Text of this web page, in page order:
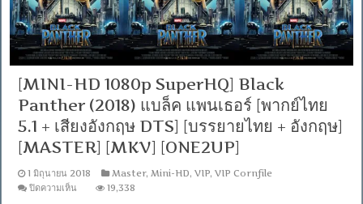
[MINI-HD 1080p SuperHQ] Black
Panther (2018) แบล็ค แพนเธอร์ [พากย์ไทย
5.1 + เสียงอังกฤษ DTS] [บรรยายไทย + อังกฤษ]
[MASTER] [MKV] [ONE2UP]
1 มิถุนายน 2018 Master, Mini-HD,VIP,VIP Cornfile
ปิดความเห็น
19,338